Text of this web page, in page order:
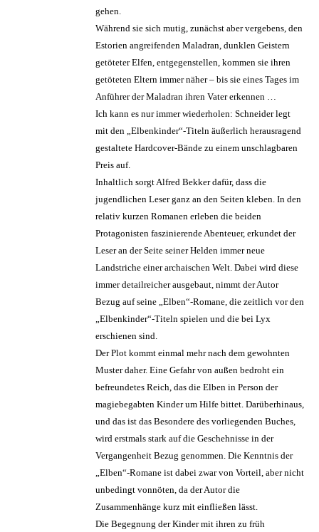
gehen.
Während sie sich mutig, zunächst aber vergebens, den
Estorien angreifenden Maladran, dunklen Geistern
getöteter Elfen, entgegenstellen, kommen sie ihren
getöteten Eltern immer näher – bis sie eines Tages im
Anführer der Maladran ihren Vater erkennen …
Ich kann es nur immer wiederholen: Schneider legt
mit den „Elbenkinder“-Titeln äußerlich herausragend
gestaltete Hardcover-Bände zu einem unschlagbaren
Preis auf.
Inhaltlich sorgt Alfred Bekker dafür, dass die
jugendlichen Leser ganz an den Seiten kleben. In den
relativ kurzen Romanen erleben die beiden
Protagonisten faszinierende Abenteuer, erkundet der
Leser an der Seite seiner Helden immer neue
Landstriche einer archaischen Welt. Dabei wird diese
immer detailreicher ausgebaut, nimmt der Autor
Bezug auf seine „Elben“-Romane, die zeitlich vor den
„Elbenkinder“-Titeln spielen und die bei Lyx
erschienen sind.
Der Plot kommt einmal mehr nach dem gewohnten
Muster daher. Eine Gefahr von außen bedroht ein
befreundetes Reich, das die Elben in Person der
magiebegabten Kinder um Hilfe bittet. Darüberhinaus,
und das ist das Besondere des vorliegenden Buches,
wird erstmals stark auf die Geschehnisse in der
Vergangenheit Bezug genommen. Die Kenntnis der
„Elben“-Romane ist dabei zwar von Vorteil, aber nicht
unbedingt vonnöten, da der Autor die
Zusammenhänge kurz mit einfließen lässt.
Die Begegnung der Kinder mit ihren zu früh